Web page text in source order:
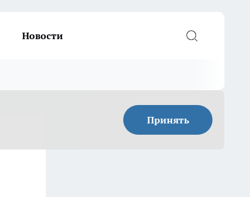
Новости
Принять